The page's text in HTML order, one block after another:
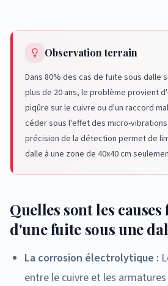
Observation terrain
Dans 80% des cas de fuite sous dalle
plus de 20 ans, le problème provient
piqûre sur le cuivre ou d'un raccord
céder sous l'effet des micro-vibrations
précision de la détection permet de
dalle à une zone de 40x40 cm
Quelles sont les
d'une fuite sous une
La corrosion électrolytique :
entre le cuivre et les